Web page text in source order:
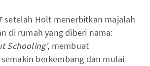
setelah Holt menerbitkan majalah
di rumah yang diberi nama:
Schooling’, membuat
semakin berkembang dan mulai